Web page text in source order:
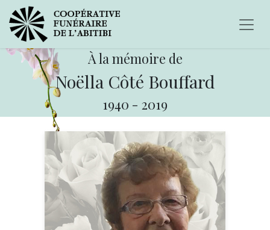
À la mémoire de
Noëlla Côté Bouffard
1940 - 2019